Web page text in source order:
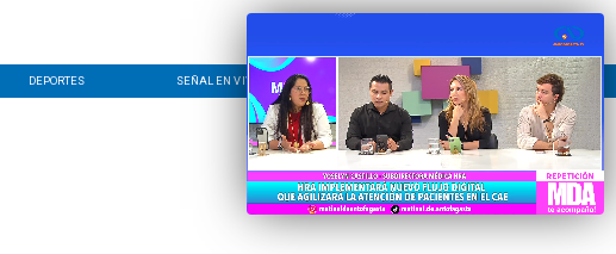
DEPORTES SEÑAL EN VIVO CONTACTO LÍNEA EDITORIAL